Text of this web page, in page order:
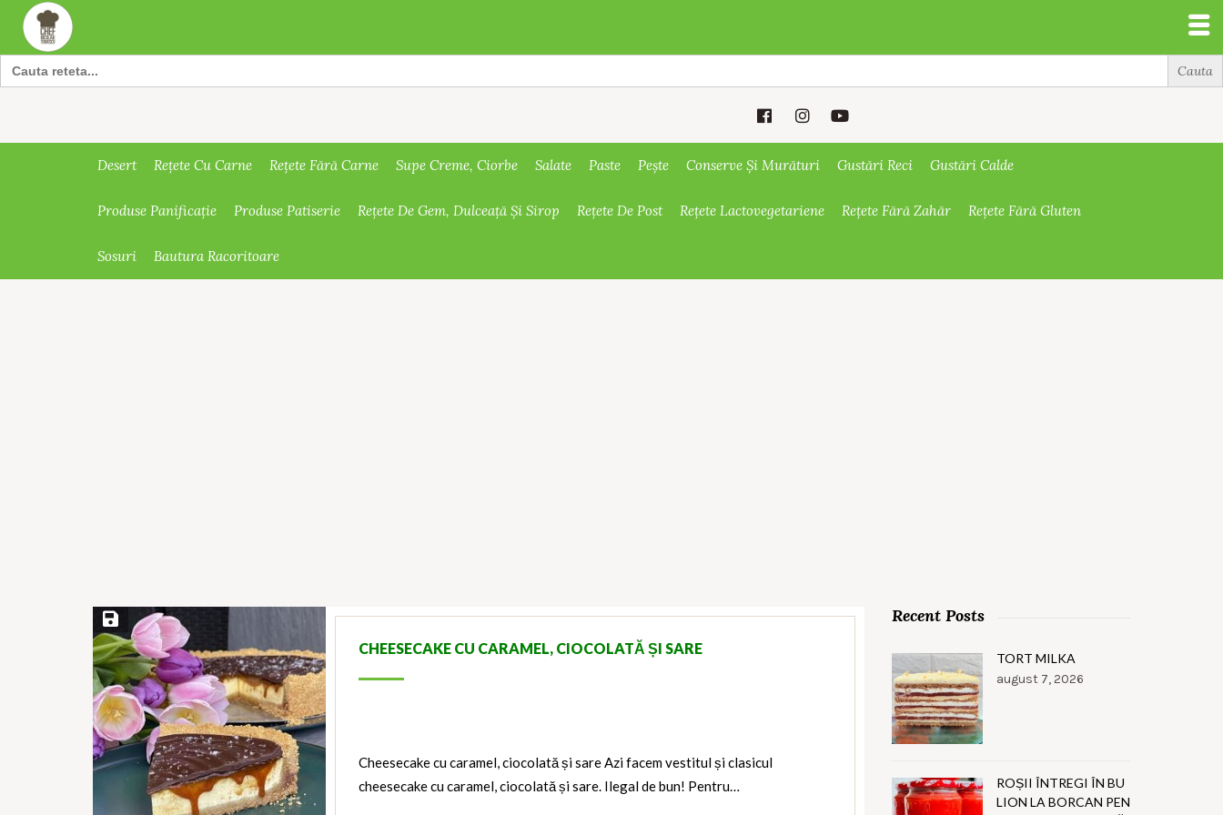
Search
for:
Desert Rețete Cu Carne Rețete Fără Carne Supe Creme, Ciorbe Salate Paste Pește Conserve Și Murături Gustări Reci Gustări Calde
Produse Panificație Produse Patiserie Rețete De Gem, Dulceață Și Sirop Rețete De Post Rețete Lactovegetariene Rețete Fără Zahăr Rețete Fără Gluten
Sosuri Bautura Racoritoare
Save Recipe
CHEESECAKE CU CARAMEL, CIOCOLATĂ ȘI SARE
Cheesecake cu caramel, ciocolată și sare Azi facem vestitul și clasicul
cheesecake cu caramel, ciocolată și sare. Ilegal de bun! Pentru…
Recent Posts
TORT MILKA
august 7, 2026
ROȘII ÎNTREGI ÎN BU
LION LA BORCAN PEN